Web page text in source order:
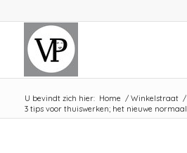
U bevindt zich hier: Home / Winkelstraat /
3 tips voor thuiswerken; het nieuwe normaal